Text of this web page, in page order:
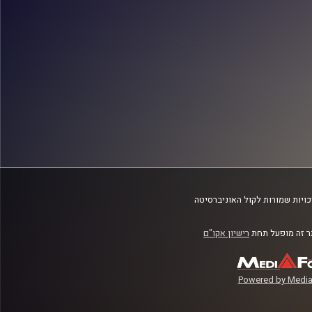
שמורות לקול האוניברסיטה
זה מופעל תחת רישיון אקו"ם
Powered by